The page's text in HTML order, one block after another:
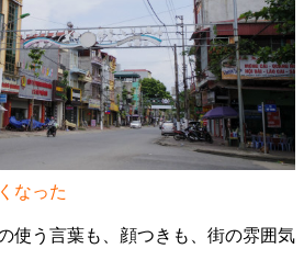
なった
使う言葉も、顔つきも、街の雰囲気